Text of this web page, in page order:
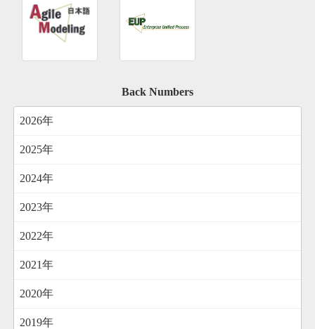
Back Numbers
2026年
2025年
2024年
2023年
2022年
2021年
2020年
2019年